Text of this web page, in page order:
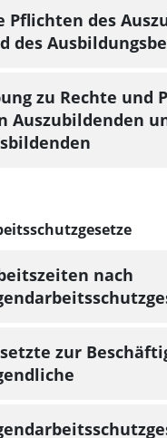
Pflichten des
des
zu Rechte und
Auszubildenden
nach
zur